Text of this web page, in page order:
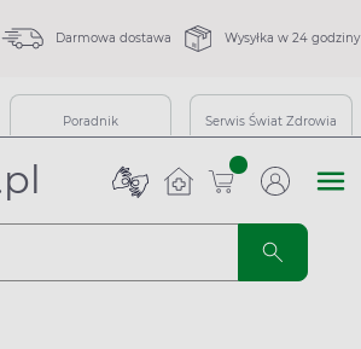
Darmowa dostawa Wysyłka w 24 godziny
Poradnik Serwis Świat Zdrowia
sztuk